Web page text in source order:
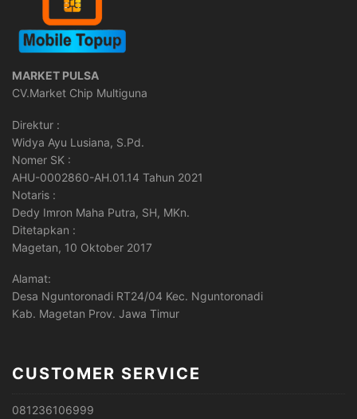
MARKET PULSA
CV.Market Chip Multiguna
Direktur :
Widya Ayu Lusiana, S.Pd.
Nomer SK :
AHU-0002860-AH.01.14 Tahun 2021
Notaris :
Dedy Imron Maha Putra, SH, MKn.
Ditetapkan :
Magetan, 10 Oktober 2017
Alamat:
Desa Nguntoronadi RT24/04 Kec. Nguntoronadi
Kab. Magetan Prov. Jawa Timur
CUSTOMER SERVICE
081236106999